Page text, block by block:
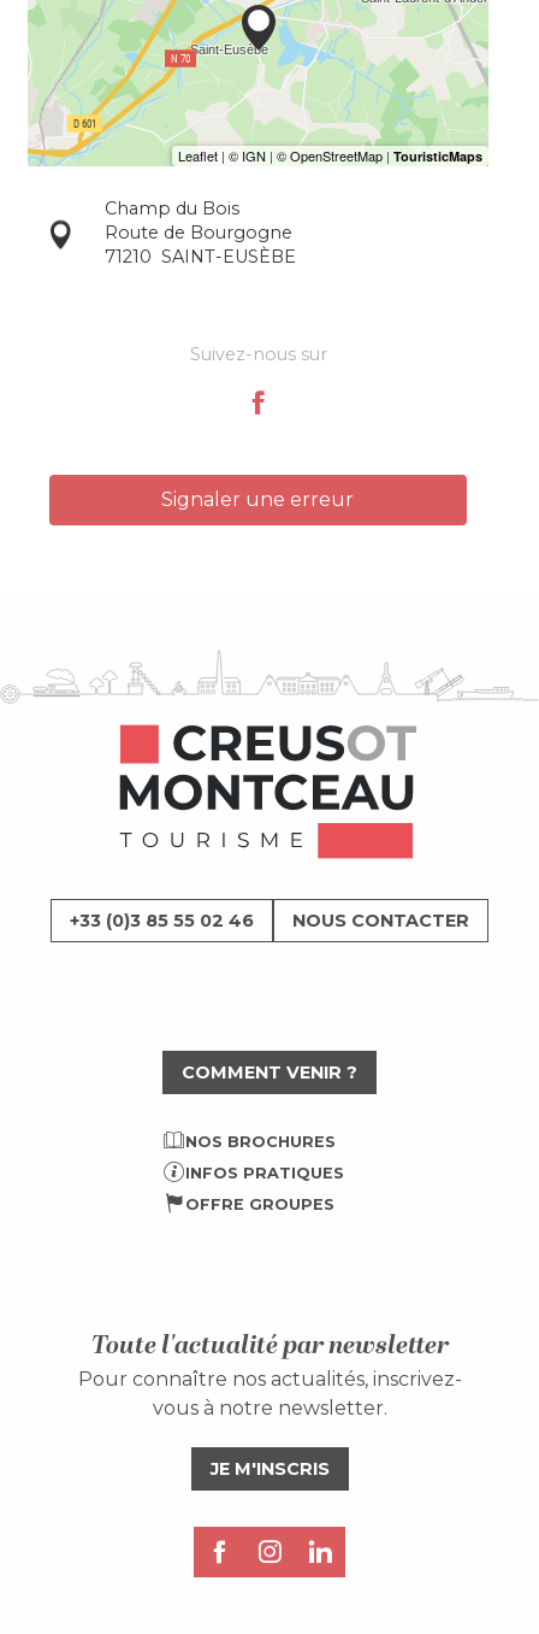
Champ du Bois
Route de Bourgogne
71210 SAINT-EUSÈBE
Suivez-nous sur
Signaler une erreur
COMMENT VENIR ?
NOS BROCHURES
INFOS PRATIQUES
OFFRE GROUPES
+33 (0)3 85 55 02 46 NOUS CONTACTER
Toute l'actualité par newsletter
Pour connaître nos actualités, inscrivez-
vous à notre newsletter.
JE M'INSCRIS